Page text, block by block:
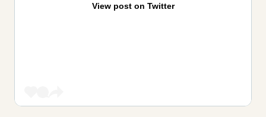
View post on Twitter